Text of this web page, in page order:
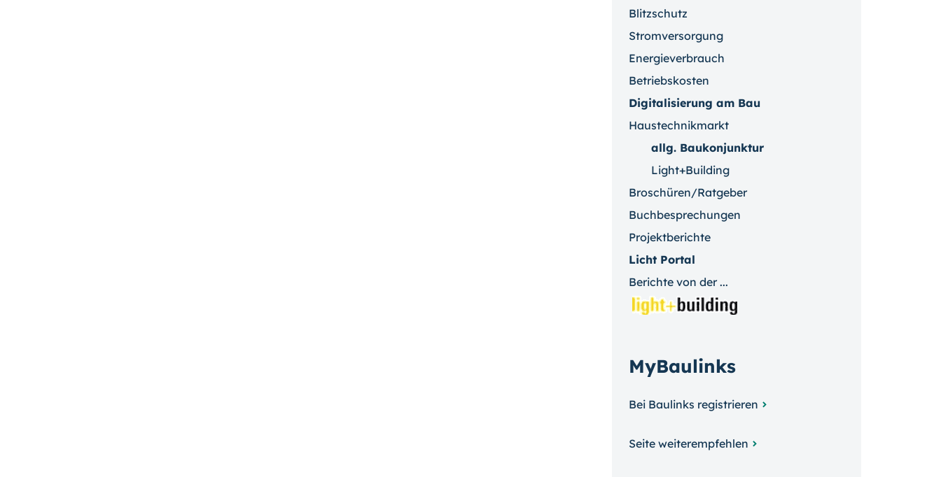
Blitzschutz
Stromversorgung
Energieverbrauch
Betriebskosten
Digitalisierung am Bau
Haustechnikmarkt
allg. Baukonjunktur
Light+Building
Broschüren/Ratgeber
Buchbesprechungen
Projektberichte
Licht Portal
Berichte von der ...
MyBaulinks
Bei Baulinks registrieren
Seite weiterempfehlen